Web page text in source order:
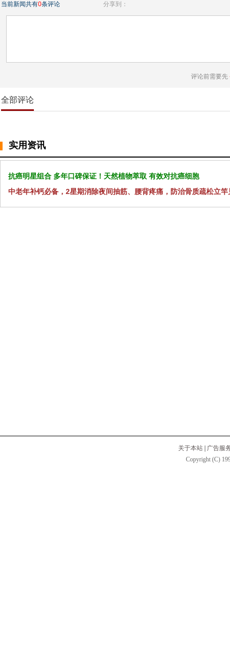
当前新闻共有0条评论 分享到：
评论前需要先
全部评论
实用资讯
抗癌明星组合 多年口碑保证！天然植物萃取 有效对抗癌细胞
中老年补钙必备，2星期消除夜间抽筋、腰背疼痛，防治骨质疏松立竿
关于本站
广告服
Copyright (C)